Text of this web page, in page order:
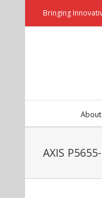
Bringing
AXIS